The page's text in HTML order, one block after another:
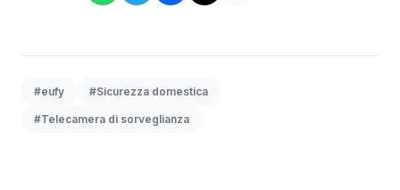
#eufy #Sicurezza domestica
#Telecamera di sorveglianza